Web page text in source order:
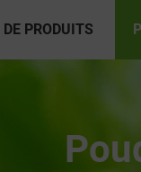
PRODUITS